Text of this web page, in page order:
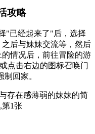
攻略
"已经起来了"后，选择
后与妹妹交流等，然后
情况后，前往冒险的游
点击右边的图标召唤门
回家。